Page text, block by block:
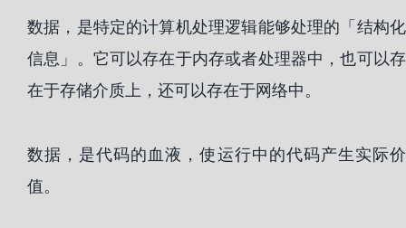
数据，是特定的计算机处理逻辑能够处理的「结构化
信息」。它可以存在于内存或者处理器中，也可以存
在于存储介质上，还可以存在于网络中。
数据，是代码的血液，使运行中的代码产生实际价
值。